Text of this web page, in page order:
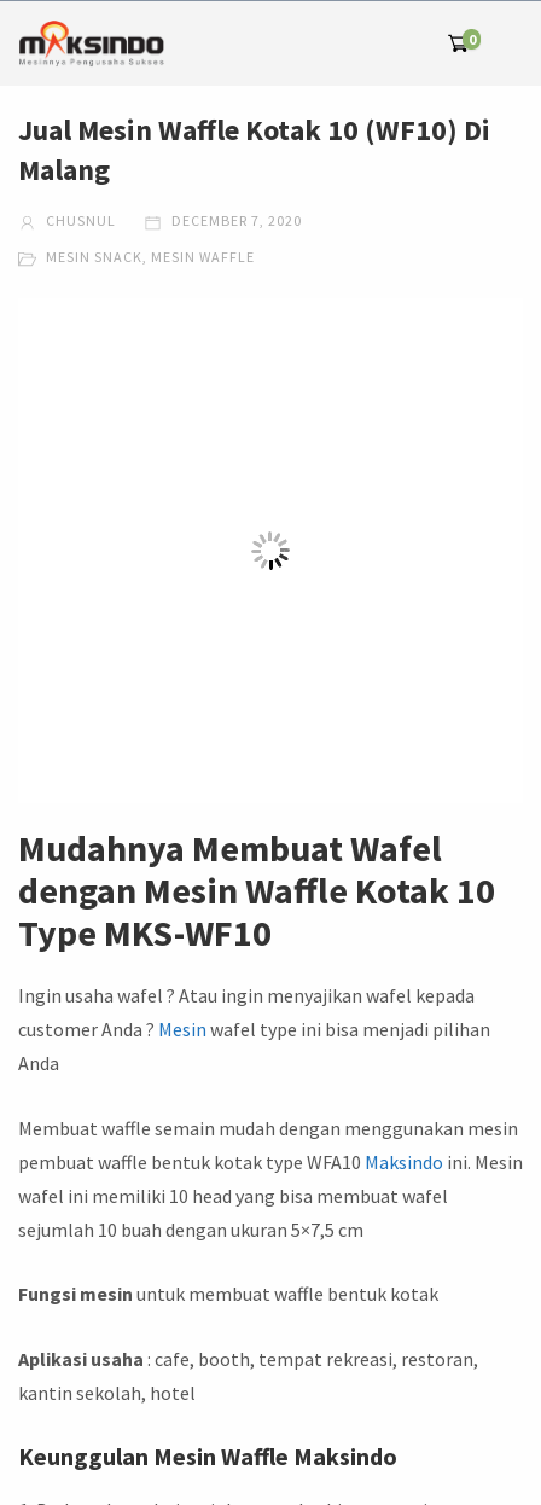
0
Jual Mesin Waffle Kotak 10 (WF10) Di
Malang
CHUSNUL DECEMBER 7, 2020
MESIN SNACK, MESIN WAFFLE
Mudahnya Membuat Wafel
dengan Mesin Waffle Kotak 10
Type MKS-WF10
Ingin usaha wafel ? Atau ingin menyajikan wafel kepada
customer Anda ? Mesin wafel type ini bisa menjadi pilihan
Anda
Membuat waffle semain mudah dengan menggunakan mesin
pembuat waffle bentuk kotak type WFA10 Maksindo ini. Mesin
wafel ini memiliki 10 head yang bisa membuat wafel
sejumlah 10 buah dengan ukuran 5×7,5 cm
Fungsi mesin untuk membuat waffle bentuk kotak
Aplikasi usaha : cafe, booth, tempat rekreasi, restoran,
kantin sekolah, hotel
Keunggulan Mesin Waffle Maksindo